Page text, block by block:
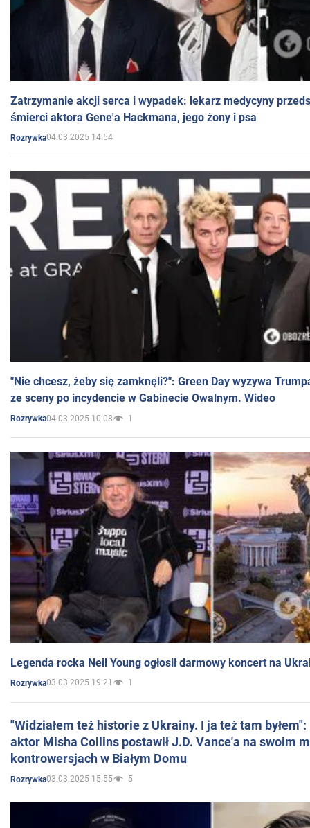
Zatrzymanie akcji serca i wypadek: lekarz medycyny
śmierci aktora Gene'a Hackmana, jego żony i psa
Rozrywka04.03.2025 14:54
"Nie chcesz, żeby się zamknęli?": Green Day wyzywa
ze sceny po incydencie w Gabinecie Owalnym. Wideo
Rozrywka04.03.2025 10:08 1
Legenda rocka Neil Young ogłosił darmowy koncert na
Rozrywka03.03.2025 19:21 1
"Widziałem też historie z Ukrainy. I ja też tam
aktor Misha Collins postawił J.D. Vance'a na swoim
kontrowersjach w Białym Domu
Rozrywka03.03.2025 15:55 5